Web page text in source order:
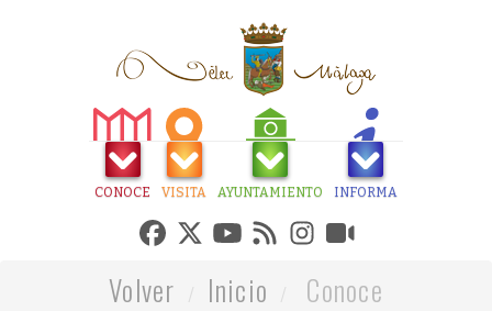
CONOCE VISITA AYUNTAMIENTO INFORMA
Volver Inicio
Conoce